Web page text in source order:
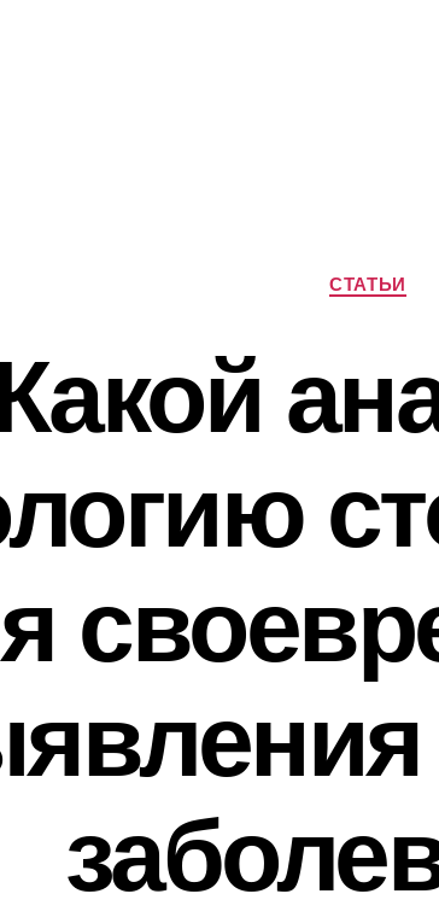
Рубрики
СТАТЬИ